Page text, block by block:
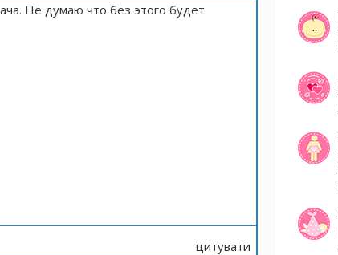
Не думаю что без этого будет
цитувати